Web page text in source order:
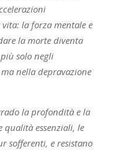
la forza mentale e
la morte diventa
solo negli
nella depravazione
la profondità e la
qualità essenziali, le
sofferenti, e resistano